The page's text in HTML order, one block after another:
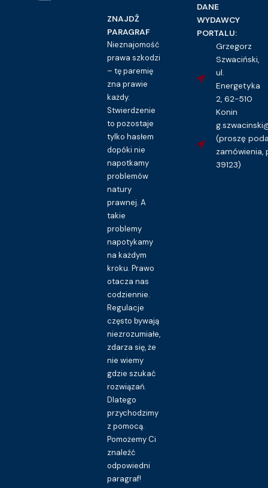
Dokumenty
Pokwitowanie pieniężne – wzór
16.00zł
Kupuję dostęp do wzoru pisma
ZNAJDŹ
PARAGRAF
Nieznajomość
prawa szkodzi
– tę paremię
zna prawie
każdy.
Stwierdzenie
to pozostaje
tylko hasłem
dopóki nie
napotkamy
problemów
natury
prawnej. A
takie
problemy
napotykamy
na każdym
kroku. Prawo
otacza nas
codziennie.
Regulacje
często bywają
niezrozumiałe,
zdarza się, że
nie wiemy
gdzie szukać
rozwiązań.
Dlatego
przychodzimy
z pomocą.
Pomożemy Ci
znaleźć
odpowiedni
paragraf!
DANE
WYDAWCY
PORTALU:
Grzegorz
Szwaciński,
ul.
Energetyka
2, 62-510
Konin
(proszę
zamówienia,
39123)